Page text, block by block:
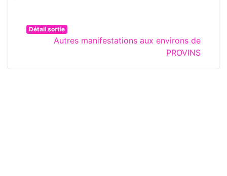
Détail sortie
Autres manifestations aux environs de
PROVINS